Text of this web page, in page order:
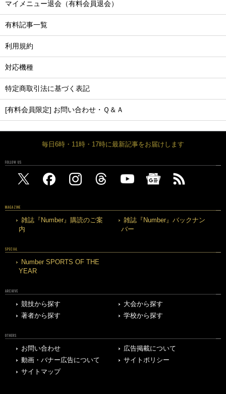
マイメニュー退会（有料会員退会）
有料記事一覧
利用規約
対応機種
特定商取引法に基づく表記
[有料会員限定] お問い合わせ・Ｑ＆Ａ
毎日6時・11時・17時に最新記事をお届けします
FOLLOW US
MAGAZINE
雑誌『Number』購読のご案
内
雑誌『Number』バックナン
バー
SPECIAL
Number SPORTS OF THE
YEAR
ARCHIVE
競技から探す
大会から探す
著者から探す
学校から探す
OTHERS
お問い合わせ
広告掲載について
動画・バナー広告について
サイトポリシー
サイトマップ